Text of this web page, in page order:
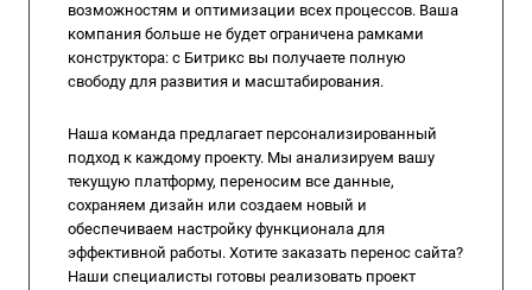
возможностям и оптимизации всех процессов. Ваша
компания больше не будет ограничена рамками
конструктора: с Битрикс вы получаете полную
свободу для развития и масштабирования.
Наша команда предлагает персонализированный
подход к каждому проекту. Мы анализируем вашу
текущую платформу, переносим все данные,
сохраняем дизайн или создаем новый и
обеспечиваем настройку функционала для
эффективной работы. Хотите заказать перенос сайта?
Наши специалисты готовы реализовать проект